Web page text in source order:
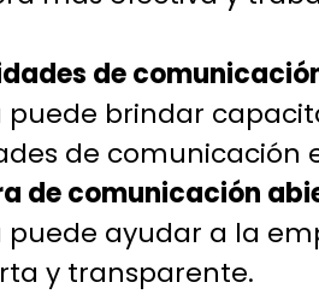
de
brindar
de comunicación
de comunicación
ayudar a la
y transparente.